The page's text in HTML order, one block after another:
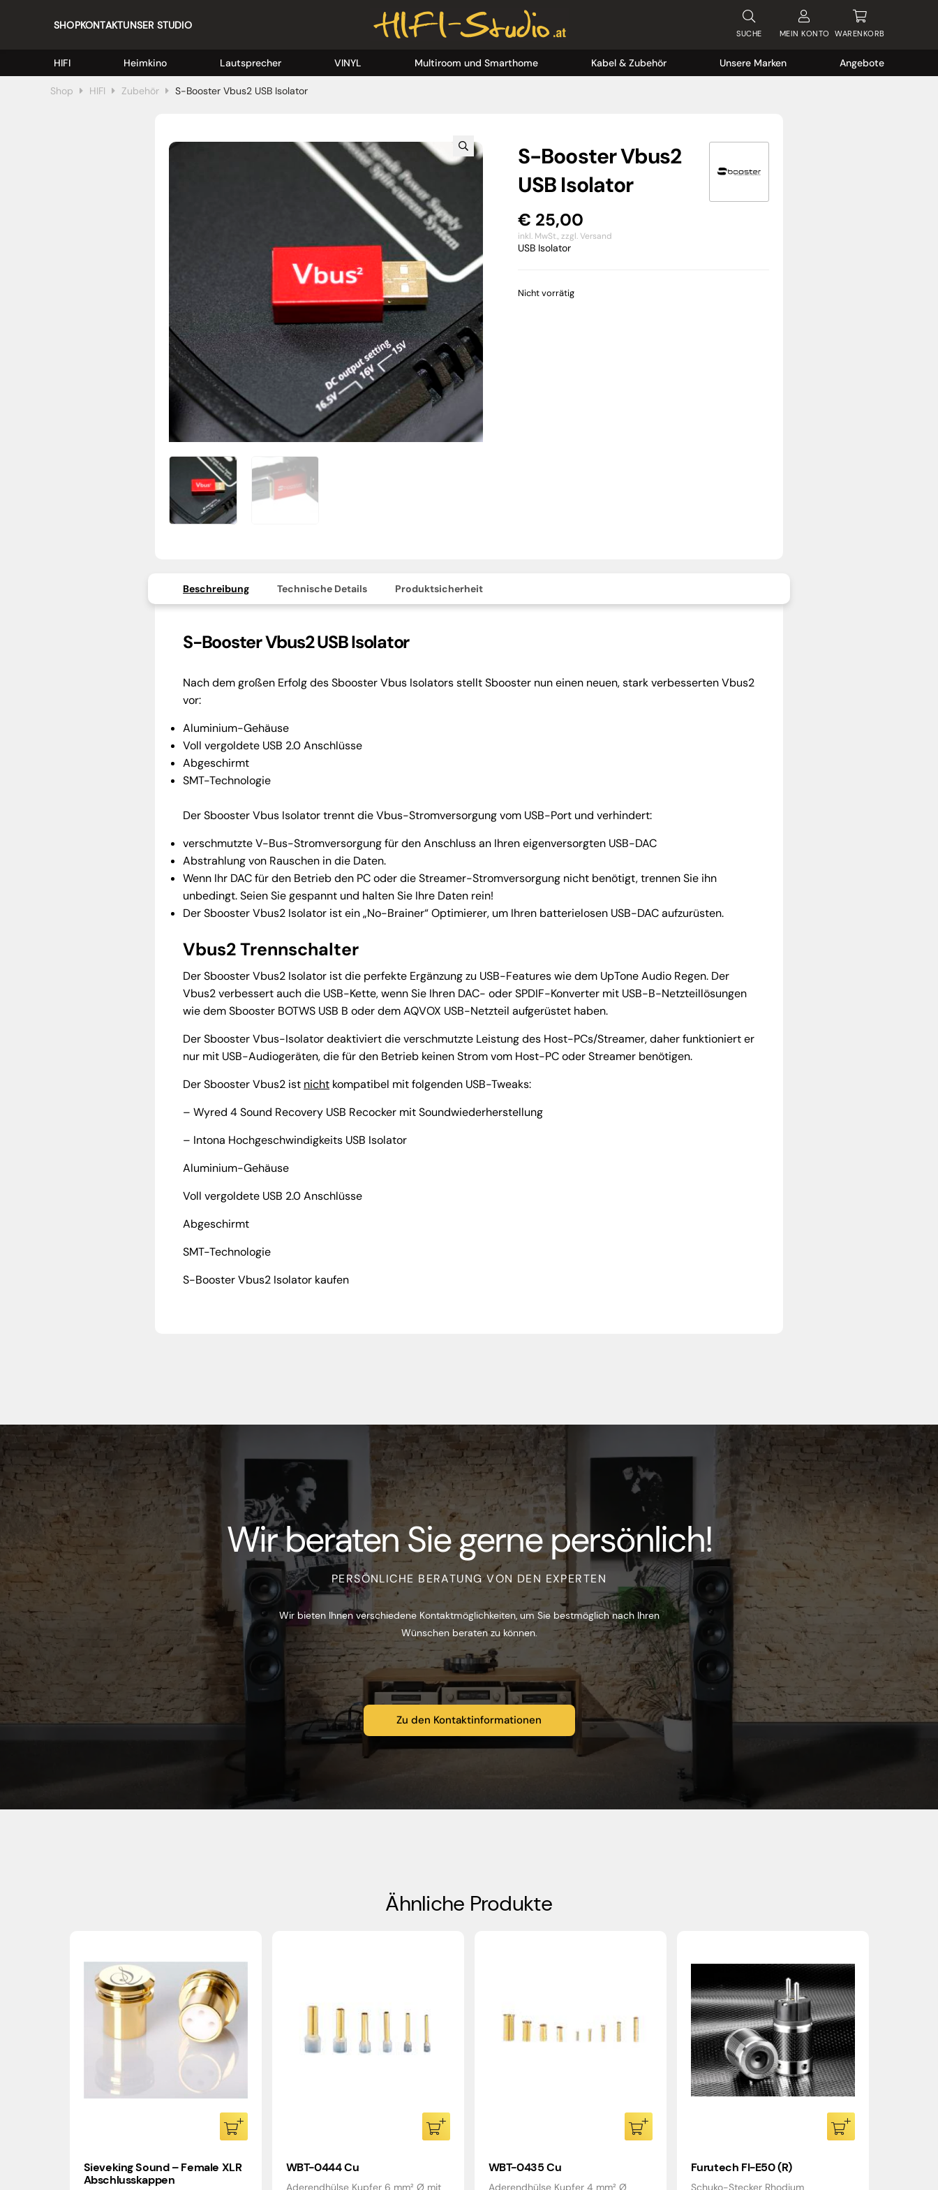
SHOPKONTAKTUNSER STUDIO
SUCHE MEIN KONTO WARENKORB
HIFI Heimkino Lautsprecher VINYL Multiroom und Smarthome Kabel & Zubehör Unsere Marken Angebote
Shop HIFI Zubehör S-Booster Vbus2 USB Isolator
S-Booster Vbus2
USB Isolator
€ 25,00
inkl. MwSt.,zzgl. Versand
USB Isolator
Nicht vorrätig
Beschreibung Technische Details Produktsicherheit
S-Booster Vbus2 USB Isolator
Nach dem großen Erfolg des Sbooster Vbus Isolators stellt Sbooster nun einen neuen, stark verbesserten Vbus2
vor:
Aluminium-Gehäuse
Voll vergoldete USB 2.0 Anschlüsse
Abgeschirmt
SMT-Technologie
Der Sbooster Vbus Isolator trennt die Vbus-Stromversorgung vom USB-Port und verhindert:
verschmutzte V-Bus-Stromversorgung für den Anschluss an Ihren eigenversorgten USB-DAC
Abstrahlung von Rauschen in die Daten.
Wenn Ihr DAC für den Betrieb den PC oder die Streamer-Stromversorgung nicht benötigt, trennen Sie ihn
unbedingt. Seien Sie gespannt und halten Sie Ihre Daten rein!
Der Sbooster Vbus2 Isolator ist ein „No-Brainer“ Optimierer, um Ihren batterielosen USB-DAC aufzurüsten.
Vbus2 Trennschalter
Der Sbooster Vbus2 Isolator ist die perfekte Ergänzung zu USB-Features wie dem UpTone Audio Regen. Der
Vbus2 verbessert auch die USB-Kette, wenn Sie Ihren DAC- oder SPDIF-Konverter mit USB-B-Netzteillösungen
wie dem Sbooster BOTWS USB B oder dem AQVOX USB-Netzteil aufgerüstet haben.
Der Sbooster Vbus-Isolator deaktiviert die verschmutzte Leistung des Host-PCs/Streamer, daher funktioniert er
nur mit USB-Audiogeräten, die für den Betrieb keinen Strom vom Host-PC oder Streamer benötigen.
Der Sbooster Vbus2 ist nicht kompatibel mit folgenden USB-Tweaks:
– Wyred 4 Sound Recovery USB Recocker mit Soundwiederherstellung
– Intona Hochgeschwindigkeits USB Isolator
Aluminium-Gehäuse
Voll vergoldete USB 2.0 Anschlüsse
Abgeschirmt
SMT-Technologie
S-Booster Vbus2 Isolator kaufen
Wir beraten Sie gerne persönlich!
PERSÖNLICHE BERATUNG VON DEN EXPERTEN
Wir bieten Ihnen verschiedene Kontaktmöglichkeiten, um Sie bestmöglich nach Ihren
Wünschen beraten zu können.
Zu den Kontaktinformationen
Ähnliche Produkte
Sieveking Sound – Female XLR
Abschlusskappen
WBT-0444 Cu
Aderendhülse Kupfer 6 mm² Ø mit
WBT-0435 Cu
Aderendhülse Kupfer 4 mm² Ø
Furutech FI-E50 (R)
Schuko-Stecker Rhodium